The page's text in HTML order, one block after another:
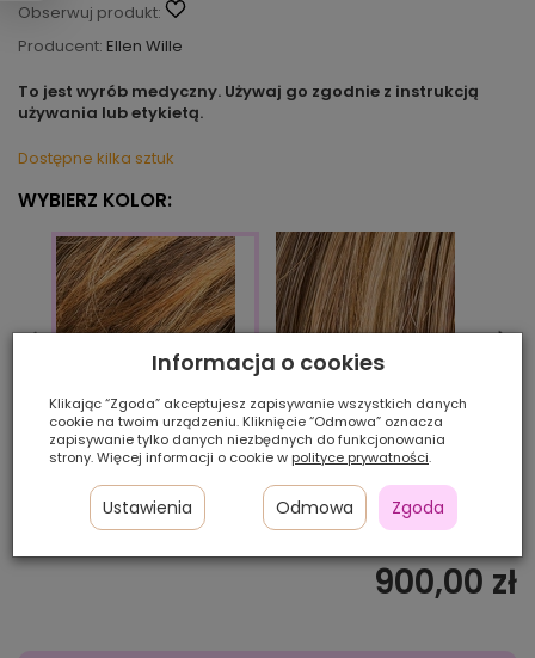
Obserwuj produkt:
Producent: Ellen Wille
To jest wyrób medyczny. Używaj go zgodnie z instrukcją
używania lub etykietą.
Dostępne kilka sztuk
WYBIERZ KOLOR:
830/27-830
12/26/27
Ilość szt.:
900,00 zł
Informacja o cookies
Klikając “Zgoda” akceptujesz zapisywanie wszystkich danych
cookie na twoim urządzeniu. Kliknięcie “Odmowa” oznacza
zapisywanie tylko danych niezbędnych do funkcjonowania
strony. Więcej informacji o cookie w polityce prywatności.
Ustawienia Odmowa Zgoda